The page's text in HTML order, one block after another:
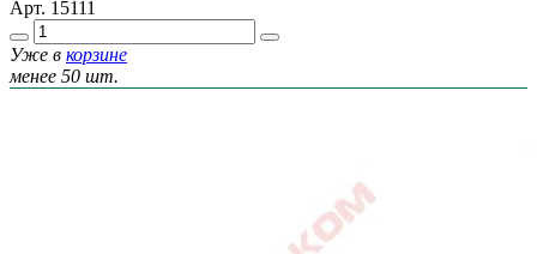
Арт. 15111
Уже в корзине
менее 50 шт.